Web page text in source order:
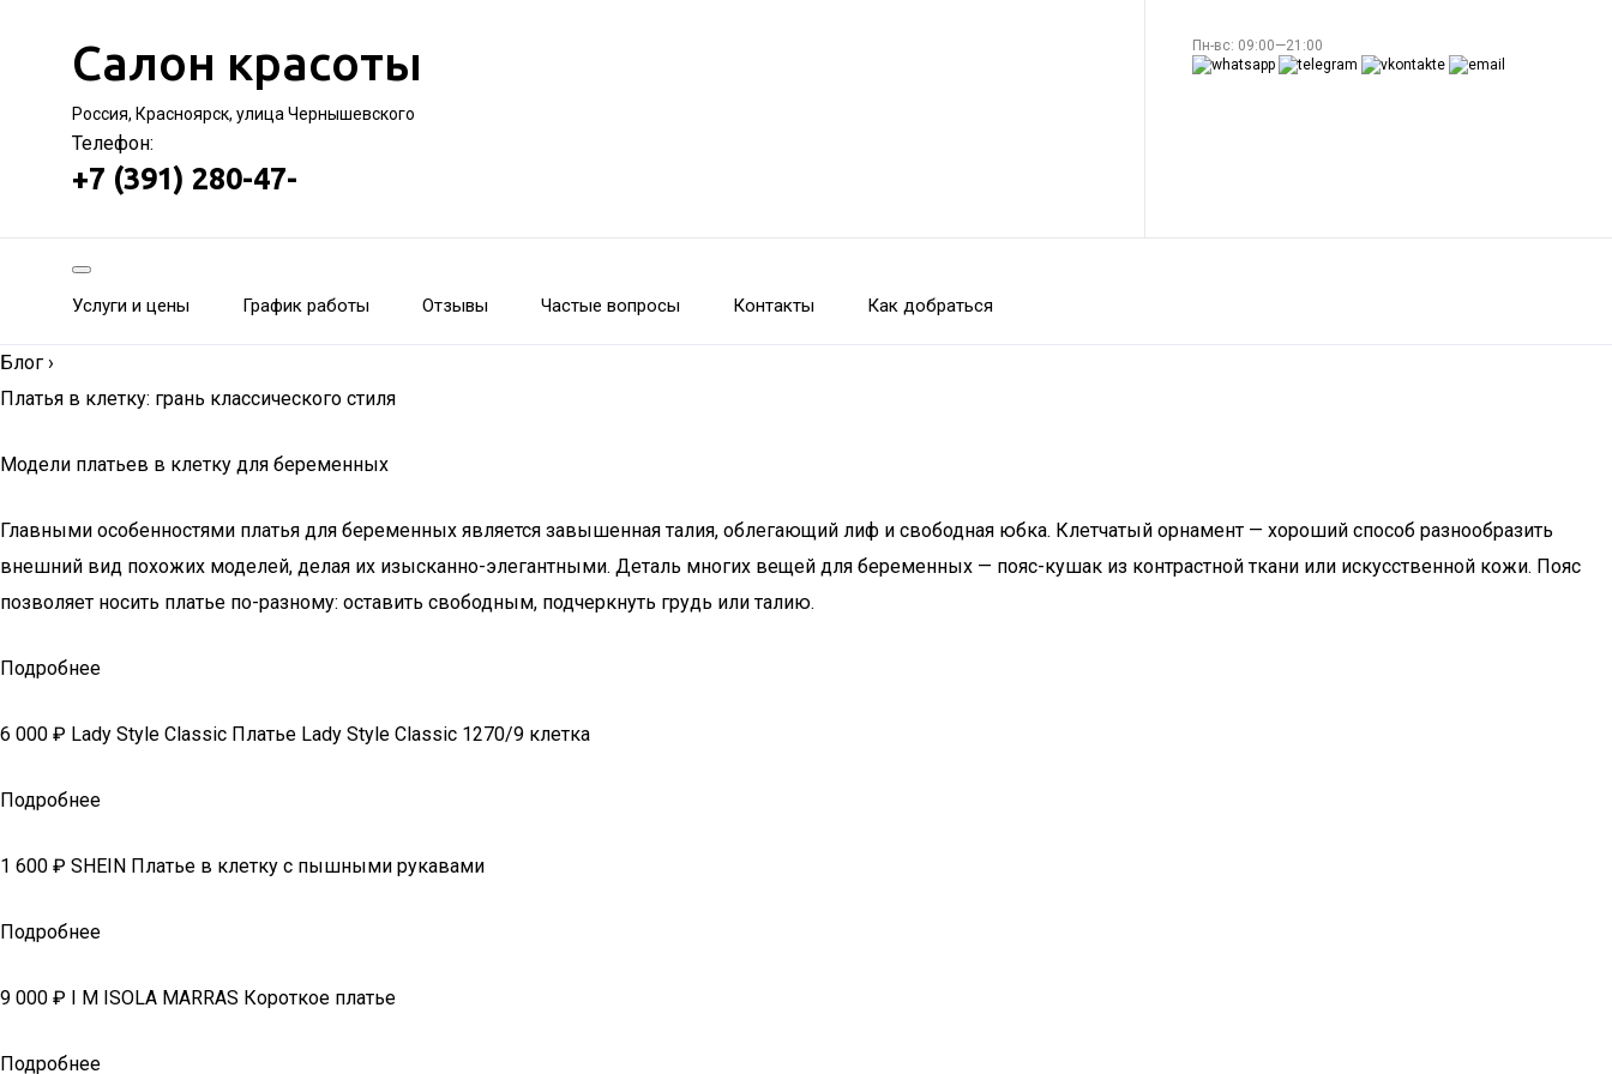
Салон красоты
Россия, Красноярск, улица Чернышевского
Телефон:
+7 (391) 280-47-
Пн-вс: 09:00—21:00
Услуги и цены График работы Отзывы Частые вопросы Контакты Как добраться
Блог ›
Платья в клетку: грань классического стиля
Модели платьев в клетку для беременных
Главными особенностями платья для беременных является завышенная талия, облегающий лиф и свободная юбка. Клетчатый орнамент — хороший способ разнообразить
внешний вид похожих моделей, делая их изысканно-элегантными. Деталь многих вещей для беременных — пояс-кушак из контрастной ткани или искусственной кожи. Пояс
позволяет носить платье по-разному: оставить свободным, подчеркнуть грудь или талию.
Подробнее
6 000 ₽ Lady Style Classic Платье Lady Style Classic 1270/9 клетка
Подробнее
1 600 ₽ SHEIN Платье в клетку с пышными рукавами
Подробнее
9 000 ₽ I M ISOLA MARRAS Короткое платье
Подробнее